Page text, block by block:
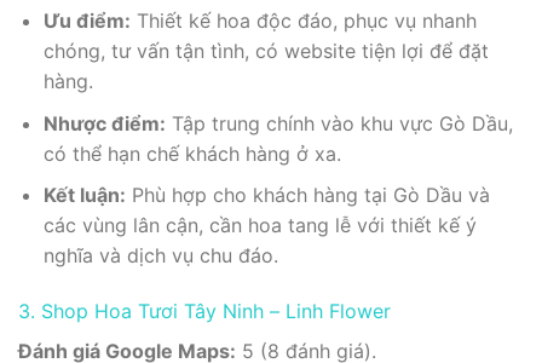
Ưu điểm: Thiết kế hoa độc đáo, phục vụ nhanh
chóng, tư vấn tận tình, có website tiện lợi để đặt
hàng.
Nhược điểm: Tập trung chính vào khu vực Gò Dầu,
có thể hạn chế khách hàng ở xa.
Kết luận: Phù hợp cho khách hàng tại Gò Dầu và
các vùng lân cận, cần hoa tang lễ với thiết kế ý
nghĩa và dịch vụ chu đáo.
3. Shop Hoa Tươi Tây Ninh – Linh Flower
Đánh giá Google Maps: 5 (8 đánh giá).